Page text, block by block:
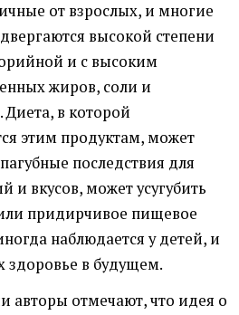
от взрослых, и многие
высокой степени
и с высоким
жиров, соли и
Диета, в которой
этим продуктам, может
последствия для
и вкусов, может усугубить
придирчивое пищевое
наблюдается у детей, и
здоровье в будущем.
авторы отмечают, что идея о